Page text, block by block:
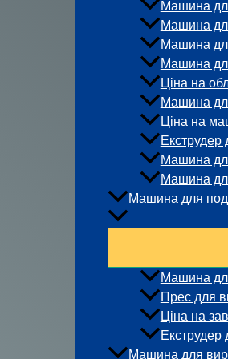
Машина
Машина
Машина
Машина
Ціна на
Машина
Ціна на
Машина
Машина
Машина для
Машина
Прес для
Ціна на
Екструдер
Машина для